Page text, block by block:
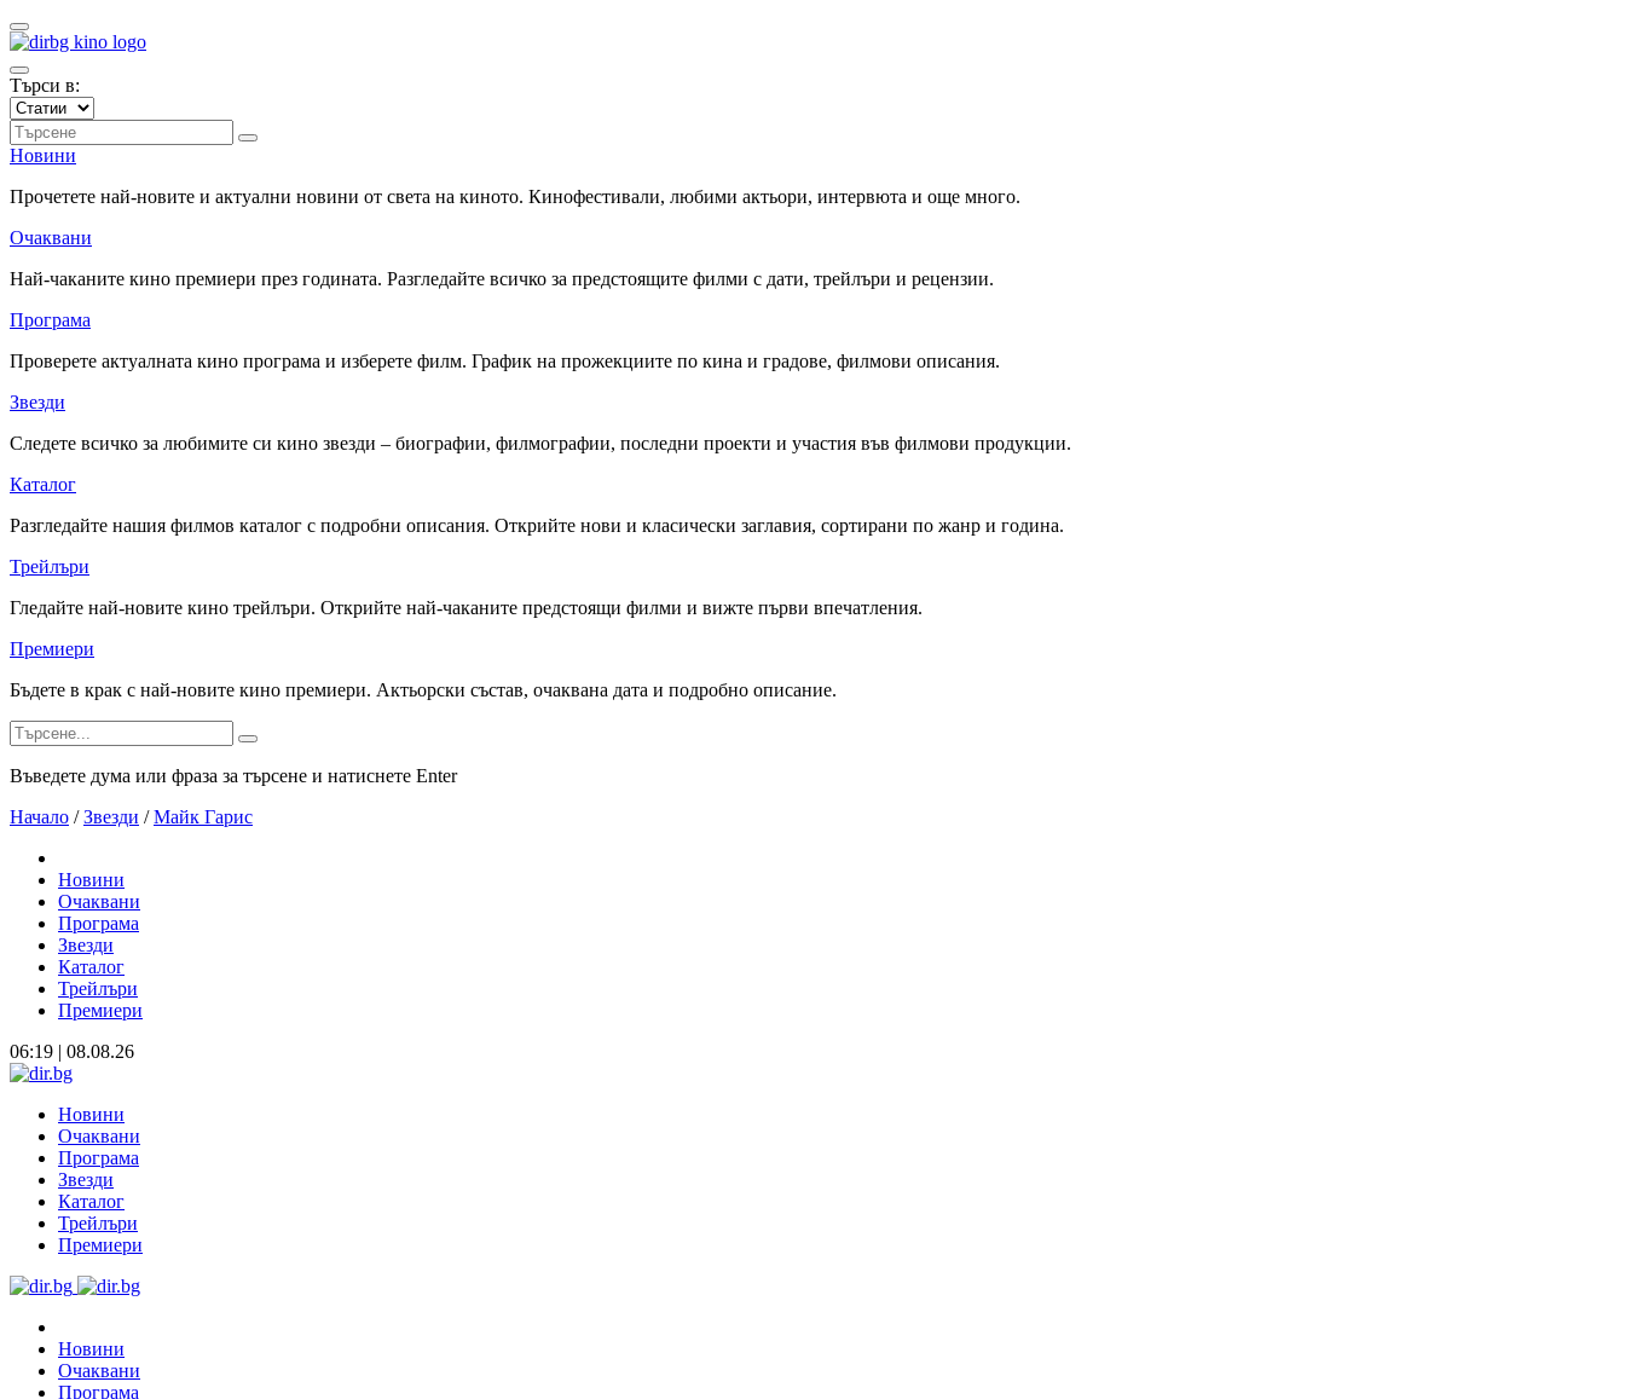
Търси в:
Новини
Прочетете най-новите и актуални новини от света на киното. Кинофестивали, любими актьори, интервюта и още много.
Очаквани
Най-чаканите кино премиери през годината. Разгледайте всичко за предстоящите филми с дати, трейлъри и рецензии.
Програма
Проверете актуалната кино програма и изберете филм. График на прожекциите по кина и градове, филмови описания.
Звезди
Следете всичко за любимите си кино звезди – биографии, филмографии, последни проекти и участия във филмови продукции.
Каталог
Разгледайте нашия филмов каталог с подробни описания. Открийте нови и класически заглавия, сортирани по жанр и година.
Трейлъри
Гледайте най-новите кино трейлъри. Открийте най-чаканите предстоящи филми и вижте първи впечатления.
Премиери
Бъдете в крак с най-новите кино премиери. Актьорски състав, очаквана дата и подробно описание.
Въведете дума или фраза за търсене и натиснете Enter
Начало / Звезди / Майк Гарис
Новини
Очаквани
Програма
Звезди
Каталог
Трейлъри
Премиери
06:19 | 08.08.26
Новини
Очаквани
Програма
Звезди
Каталог
Трейлъри
Премиери
Новини
Очаквани
Програма